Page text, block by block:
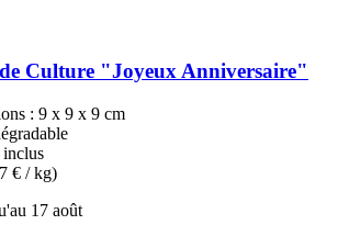
Culture "Joyeux Anniversaire"
: 9 x 9 x 9 cm
inclus
€ / kg)
17 août